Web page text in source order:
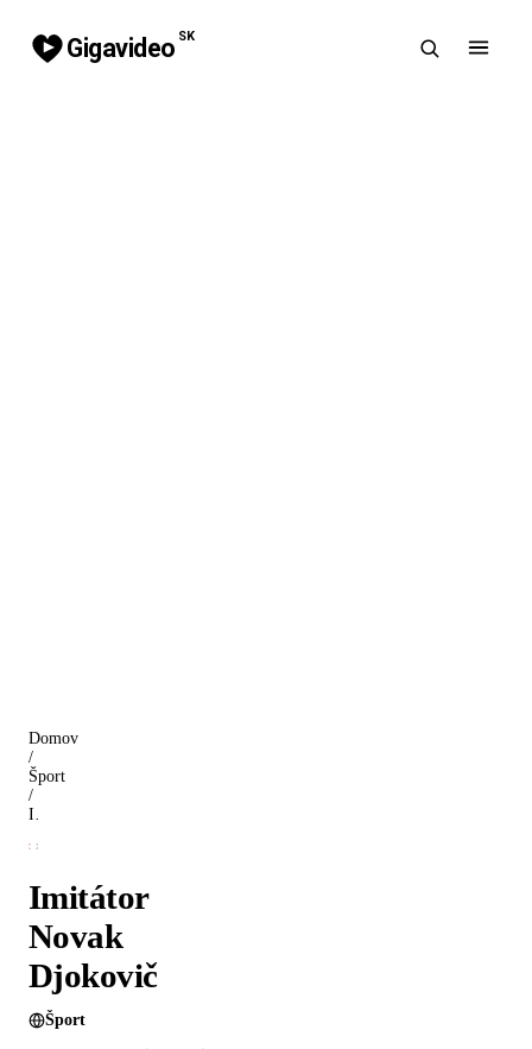
Gigavideo SK
Domov
/
Šport
/
Imitátor Novak Djokovič
Imitátor
Novak
Djokovič
Šport